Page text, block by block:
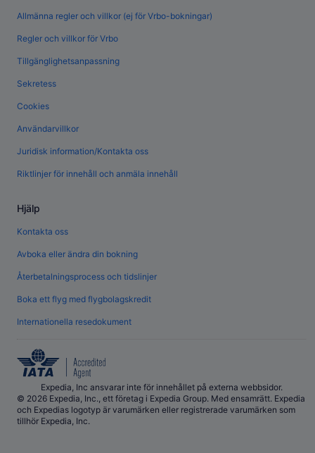
Allmänna regler och villkor (ej för Vrbo-bokningar)
Regler och villkor för Vrbo
Tillgänglighetsanpassning
Sekretess
Cookies
Användarvillkor
Juridisk information/Kontakta oss
Riktlinjer för innehåll och anmäla innehåll
Hjälp
Kontakta oss
Avboka eller ändra din bokning
Återbetalningsprocess och tidslinjer
Boka ett flyg med flygbolagskredit
Internationella resedokument
Expedia, Inc ansvarar inte för innehållet på externa webbsidor.
© 2026 Expedia, Inc., ett företag i Expedia Group. Med ensamrätt. Expedia
och Expedias logotyp är varumärken eller registrerade varumärken som
tillhör Expedia, Inc.